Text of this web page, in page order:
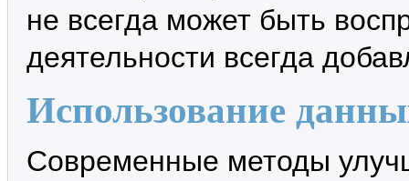
не всегда может быть
деятельности всегда
Использование
Современные методы